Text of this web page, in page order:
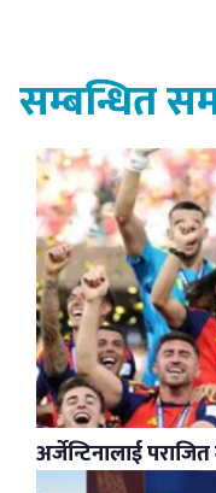
सम्बन्धित
अर्जेन्टिनालाई